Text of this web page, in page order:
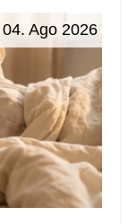
04. Ago 2026